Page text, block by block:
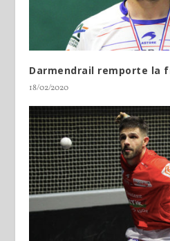
Darmendrail remporte la
18/02/2020